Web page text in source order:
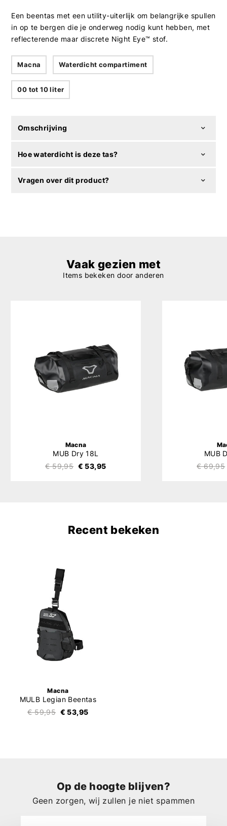
Een beentas met een utility-uiterlijk om belangrijke spullen
in op te bergen die je onderweg nodig kunt hebben, met
reflecterende maar discrete Night Eye™ stof.
Macna Waterdicht compartiment
00 tot 10 liter
Omschrijving
Hoe waterdicht is deze tas?
Vragen over dit product?
Vaak gezien met
Items bekeken door anderen
Macna
MUB Dry 18L
€ 59,95 € 53,95
MUB
€ 69,95
Recent bekeken
Macna
MULB Legian Beentas
€ 59,95 € 53,95
Op de hoogte blijven?
Geen zorgen, wij zullen je niet spammen